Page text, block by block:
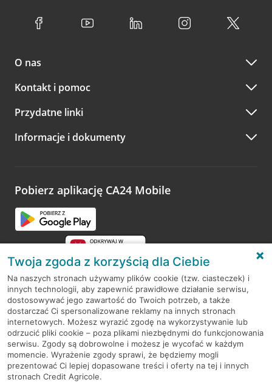
O nas
Kontakt i pomoc
Przydatne linki
Informacje i dokumenty
Pobierz aplikację CA24 Mobile
RODO
Regulamin serwisu
Mapa serwisu
PolitykaCookies
Twoja zgoda z korzyścią dla Ciebie
Na naszych stronach używamy plików cookie (tzw. ciasteczek) i
innych technologii, aby zapewnić prawidłowe działanie serwisu,
dostosowywać jego zawartość do Twoich potrzeb, a także
dostarczać Ci spersonalizowane reklamy na innych stronach
internetowych. Możesz wyrazić zgodę na wykorzystywanie lub
odrzucić pliki cookie – poza plikami niezbędnymi do funkcjonowania
serwisu. Zgody są dobrowolne i możesz je wycofać w każdym
momencie. Wyrażenie zgody sprawi, że będziemy mogli
prezentować Ci lepiej dopasowane treści i oferty na tej i innych
stronach Credit Agricole.